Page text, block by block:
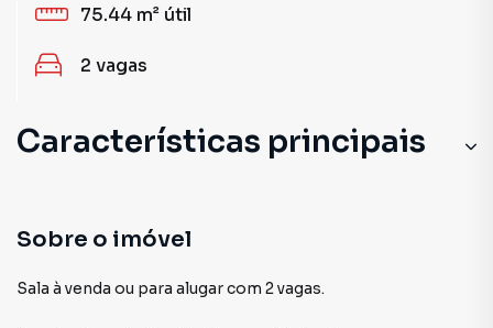
75.44 m² útil
2 vagas
Características principais
Sobre o imóvel
Sala à venda ou para alugar com 2 vagas.